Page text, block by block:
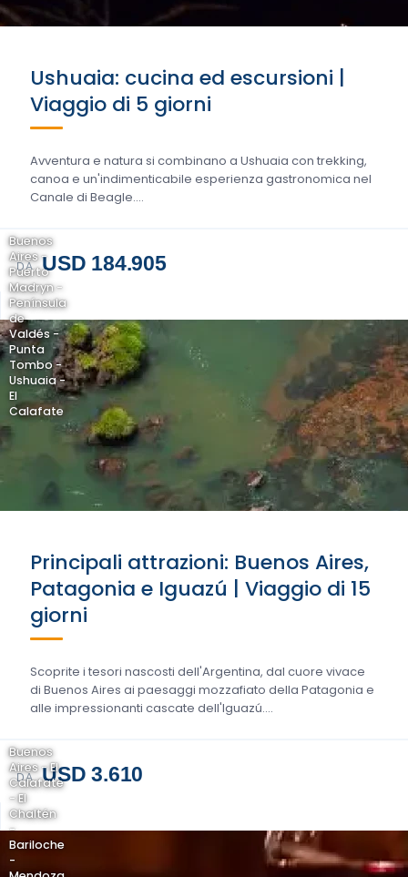
Ushuaia: cucina ed escursioni |
Viaggio di 5 giorni
Avventura e natura si combinano a Ushuaia con trekking,
canoa e un'indimenticabile esperienza gastronomica nel
Canale di Beagle....
DA USD 184.905
Buenos
Aires -
Puerto
Madryn -
Península
de
Valdés -
Punta
Tombo -
Ushuaia -
El
Calafate
Principali attrazioni: Buenos Aires,
Patagonia e Iguazú | Viaggio di 15
giorni
Scoprite i tesori nascosti dell'Argentina, dal cuore vivace
di Buenos Aires ai paesaggi mozzafiato della Patagonia e
alle impressionanti cascate dell'Iguazú....
DA USD 3.610
Buenos
Aires - El
Calafate
- El
Chaltén
-
Bariloche
-